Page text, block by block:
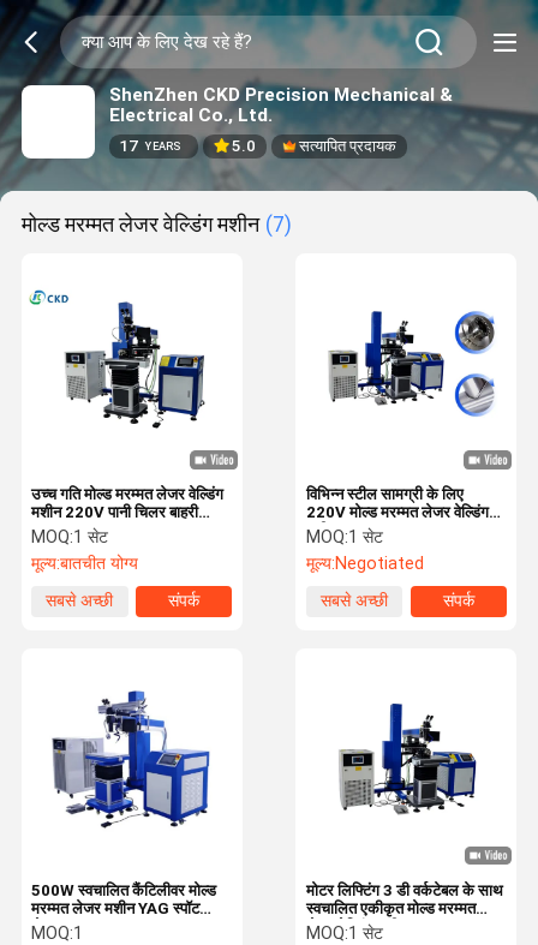
ShenZhen CKD Precision Mechanical &
Electrical Co., Ltd.
17 YEARS 5.0 सत्यापित प्रदायक
मोल्ड मरम्मत लेजर वेल्डिंग मशीन (7)
उच्च गति मोल्ड मरम्मत लेजर वेल्डिंग
मशीन 220V पानी चिलर बाहरी
प्रकार
MOQ:1 सेट
मूल्य:बातचीत योग्य
सबसे अच्छी
संपर्क
विभिन्न स्टील सामग्री के लिए
220V मोल्ड मरम्मत लेजर वेल्डिंग
मशीन 200W 400W
MOQ:1 सेट
मूल्य:Negotiated
सबसे अच्छी
संपर्क
500W स्वचालित कैंटिलीवर मोल्ड
मरम्मत लेजर मशीन YAG स्पॉट
लेजर मरम्मत
MOQ:1
मोटर लिफ्टिंग 3 डी वर्कटेबल के साथ
स्वचालित एकीकृत मोल्ड मरम्मत
लेजर वेल्डिंग मशीन
MOQ:1 सेट